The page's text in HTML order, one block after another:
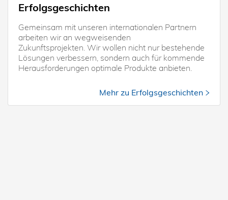
Erfolgsgeschichten
Gemeinsam mit unseren internationalen Partnern
arbeiten wir an wegweisenden
Zukunftsprojekten. Wir wollen nicht nur bestehende
Lösungen verbessern, sondern auch für kommende
Herausforderungen optimale Produkte anbieten.
Mehr zu Erfolgsgeschichten